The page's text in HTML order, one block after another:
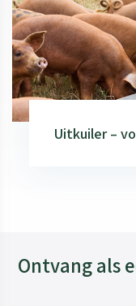
Uitkuiler –
Ontvang als